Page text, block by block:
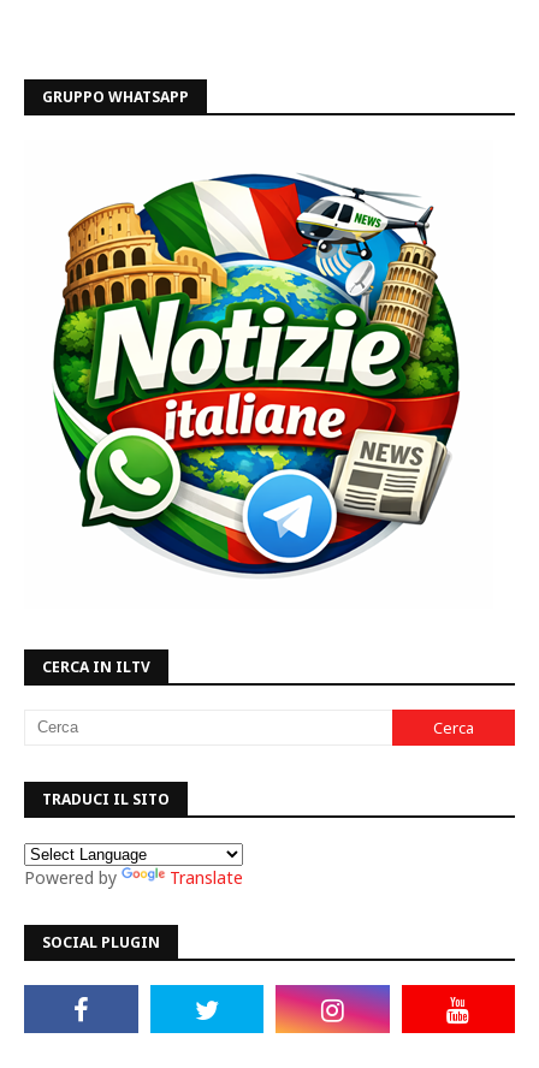
GRUPPO WHATSAPP
CERCA IN ILTV
TRADUCI IL SITO
Powered by Translate
SOCIAL PLUGIN